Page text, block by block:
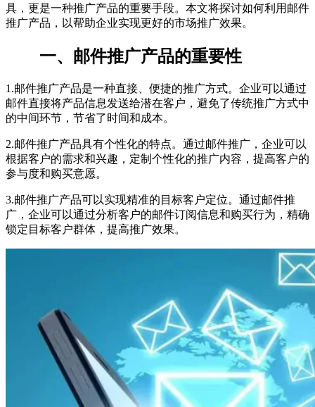
具，更是一种推广产品的重要手段。本文将探讨如何利用邮件
推广产品，以帮助企业实现更好的市场推广效果。
一、邮件推广产品的重要性
1.邮件推广产品是一种直接、便捷的推广方式。企业可以通过
邮件直接将产品信息发送给潜在客户，避免了传统推广方式中
的中间环节，节省了时间和成本。
2.邮件推广产品具有个性化的特点。通过邮件推广，企业可以
根据客户的需求和兴趣，定制个性化的推广内容，提高客户的
参与度和购买意愿。
3.邮件推广产品可以实现精准的目标客户定位。通过邮件推
广，企业可以通过分析客户的邮件订阅信息和购买行为，精确
锁定目标客户群体，提高推广效果。